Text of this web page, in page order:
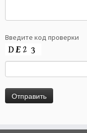
Введите код проверки